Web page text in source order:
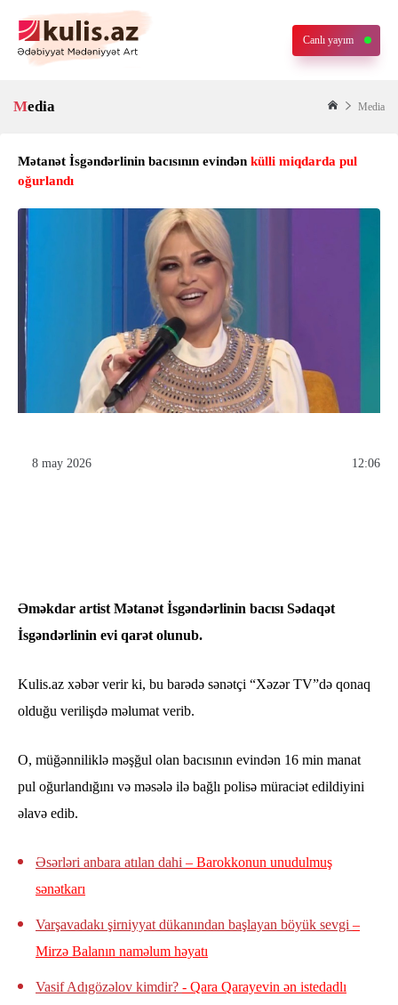
Canlı yayım
Media Media
Mətanət İsgəndərlinin bacısının evindən külli miqdarda pul
oğurlandı
8 may 2026 12:06
Əməkdar artist Mətanət İsgəndərlinin bacısı Sədaqət
İsgəndərlinin evi qarət olunub.
Kulis.az xəbər verir ki, bu barədə sənətçi “Xəzər TV”də qonaq
olduğu verilişdə məlumat verib.
O, müğənniliklə məşğul olan bacısının evindən 16 min manat
pul oğurlandığını və məsələ ilə bağlı polisə müraciət edildiyini
əlavə edib.
Əsərləri anbara atılan dahi – Barokkonun unudulmuş
sənətkarı
Varşavadakı şirniyyat dükanından başlayan böyük sevgi –
Mirzə Balanın naməlum həyatı
Vasif Adıgözəlov kimdir? - Qara Qarayevin ən istedadlı